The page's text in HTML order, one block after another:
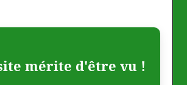
mérite d'être vu !